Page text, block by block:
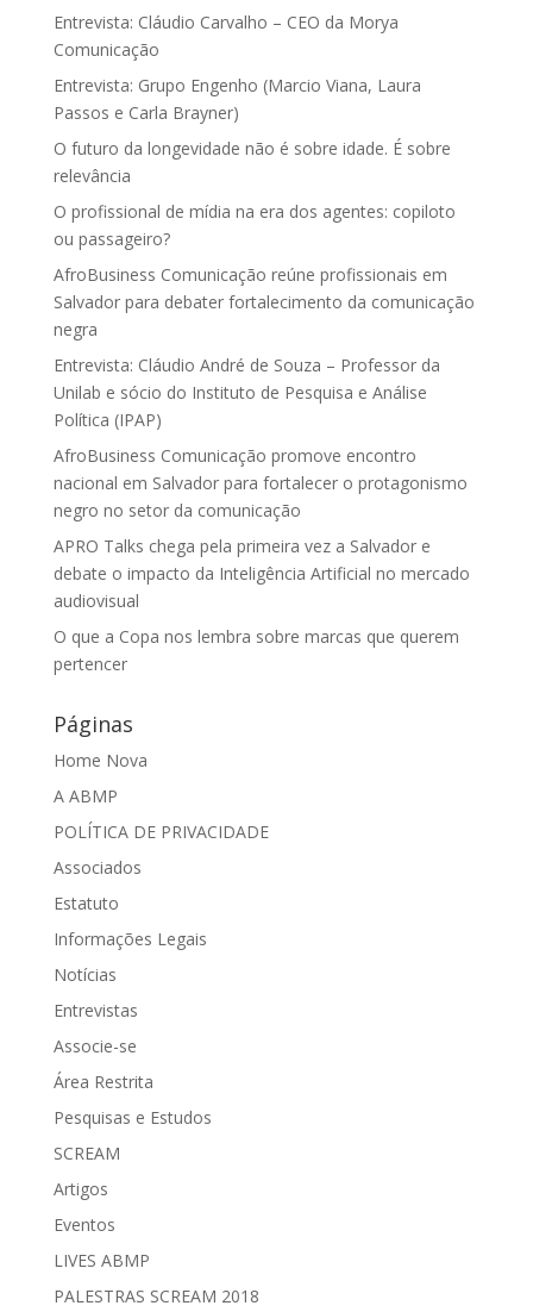
Entrevista: Cláudio Carvalho – CEO da Morya
Comunicação
Entrevista: Grupo Engenho (Marcio Viana, Laura
Passos e Carla Brayner)
O futuro da longevidade não é sobre idade. É sobre
relevância
O profissional de mídia na era dos agentes: copiloto
ou passageiro?
AfroBusiness Comunicação reúne profissionais em
Salvador para debater fortalecimento da comunicação
negra
Entrevista: Cláudio André de Souza – Professor da
Unilab e sócio do Instituto de Pesquisa e Análise
Política (IPAP)
AfroBusiness Comunicação promove encontro
nacional em Salvador para fortalecer o protagonismo
negro no setor da comunicação
APRO Talks chega pela primeira vez a Salvador e
debate o impacto da Inteligência Artificial no mercado
audiovisual
O que a Copa nos lembra sobre marcas que querem
pertencer
Páginas
Home Nova
A ABMP
POLÍTICA DE PRIVACIDADE
Associados
Estatuto
Informações Legais
Notícias
Entrevistas
Associe-se
Área Restrita
Pesquisas e Estudos
SCREAM
Artigos
Eventos
LIVES ABMP
PALESTRAS SCREAM 2018